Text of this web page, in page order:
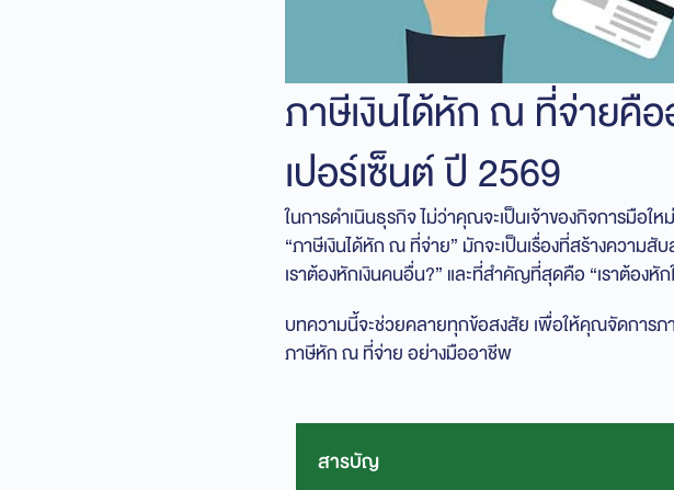
ภาษีเงินได้หัก ณ ที่จ่ายคือ
เปอร์เซ็นต์ ปี 2569
ในการดำเนินธุรกิจ ไม่ว่าคุณจะเป็นเจ้าของกิจการมื
“ภาษีเงินได้หัก ณ ที่จ่าย” มักจะเป็นเรื่องที่สร้างความ
เราต้องหักเงินคนอื่น?” และที่สำคัญที่สุดคือ “เราต้องหัก
บทความนี้จะช่วยคลายทุกข้อสงสัย เพื่อให้คุณจัดการภา
ภาษีหัก ณ ที่จ่าย อย่างมืออาชีพ
สารบัญ